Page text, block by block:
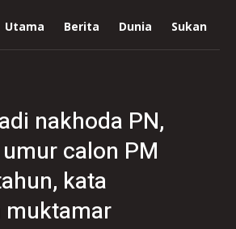
Utama Berita Dunia Sukan
nakhoda PN,
calon PM
kata
muktamar